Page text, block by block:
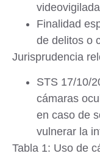
Finalidad
de delitos o
Jurisprudencia
STS 17/10/
cámaras
en caso de
vulnerar la
Tabla 1: Uso de